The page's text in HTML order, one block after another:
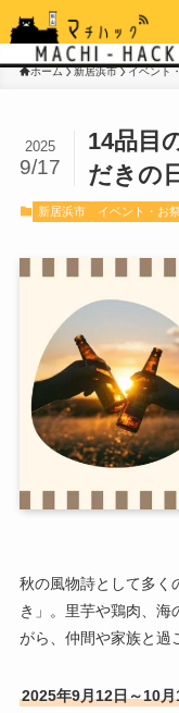
ホーム 新居浜市 イベント
14品目
だきの
2025
9/17
新居浜市 イベント・お
秋の風物詩として多く
き」。里芋や鶏肉、海
がら、仲間や家族と過
2025年9月12日～10月